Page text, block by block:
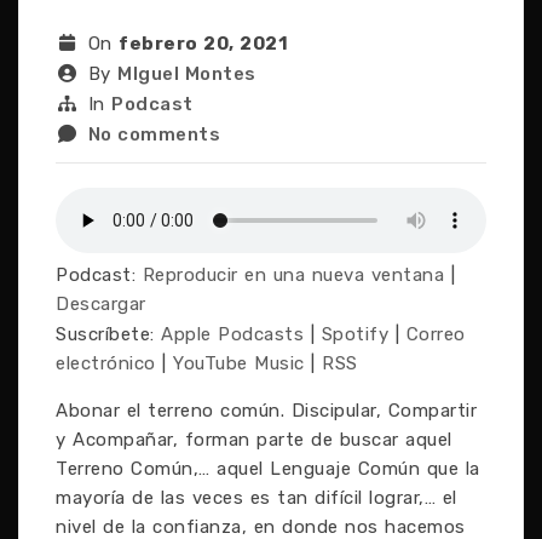
On febrero 20, 2021
By MIguel Montes
In Podcast
No comments
Podcast: Reproducir en una nueva ventana
Descargar
Suscríbete: Apple Podcasts Spotify
Correo
electrónico
YouTube Music RSS
Abonar el terreno común. Discipular, Compartir
y Acompañar, forman parte de buscar aquel
Terreno Común,… aquel Lenguaje Común que la
mayoría de las veces es tan difícil lograr,… el
nivel de la confianza, en donde nos hacemos